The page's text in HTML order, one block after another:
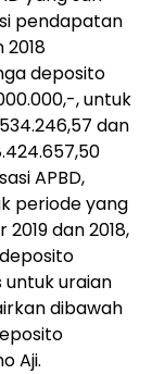
pendapatan
2018
deposito
, untuk
dan
APBD,
periode yang
dan 2018,
uraian
dibawah
Aji.